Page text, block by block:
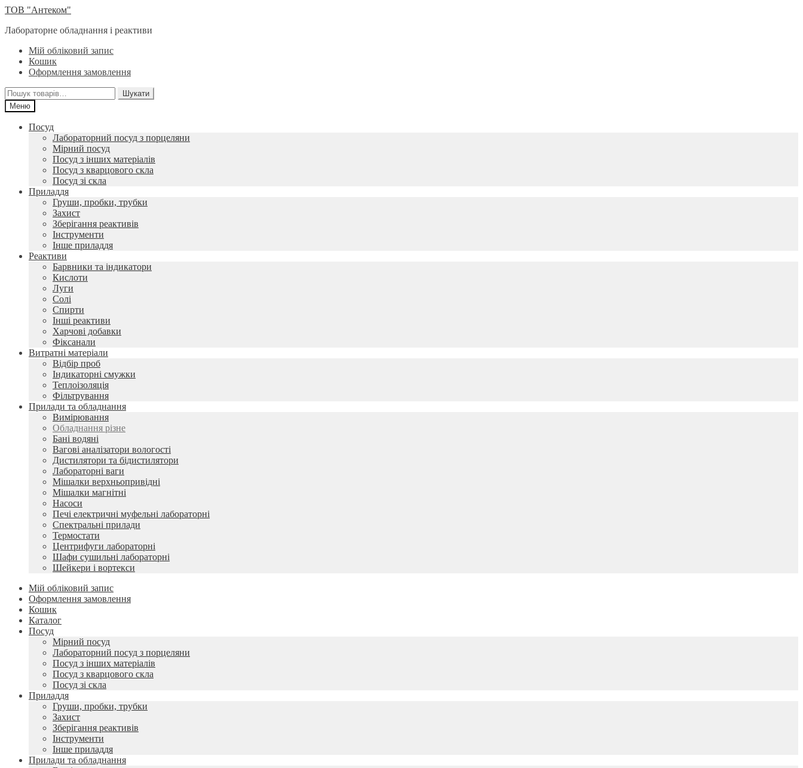
Перейти
навігації
Перейти
вмісту
ТОВ "Антеком"
Лабораторне обладнання і реактиви
Мій обліковий запис
Кошик
Оформлення замовлення
Шукати:
Шукати
Меню
Посуд
Лабораторний посуд з порцеляни
Мірний посуд
Посуд з інших матеріалів
Посуд з кварцового скла
Посуд зі скла
Приладдя
Груши, пробки, трубки
Захист
Зберігання реактивів
Інструменти
Інше приладдя
Реактиви
Барвники та індикатори
Кислоти
Луги
Солі
Спирти
Інші реактиви
Харчові добавки
Фіксанали
Витратні матеріали
Відбір проб
Індикаторні смужки
Теплоізоляція
Фільтрування
Прилади та обладнання
Вимірювання
Обладнання різне
Бані водяні
Вагові аналізатори вологості
Дистилятори та бідистилятори
Лабораторні ваги
Мішалки верхньопривідні
Мішалки магнітні
Насоси
Печі електричні муфельні лабораторні
Спектральні прилади
Термостати
Центрифуги лабораторні
Шафи сушильні лабораторні
Шейкери і вортекси
Мій обліковий запис
Оформлення замовлення
Кошик
Каталог
Посуд
Мірний посуд
Лабораторний посуд з порцеляни
Посуд з інших матеріалів
Посуд з кварцового скла
Посуд зі скла
Приладдя
Груши, пробки, трубки
Захист
Зберігання реактивів
Інструменти
Інше приладдя
Прилади та обладнання